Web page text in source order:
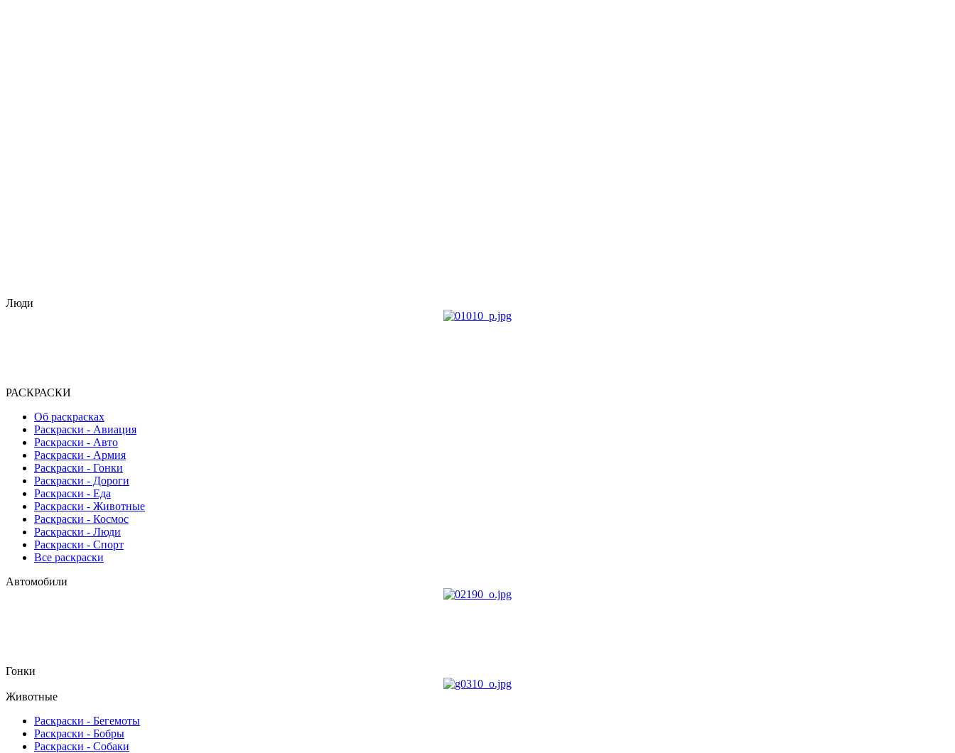
Люди
РАСКРАСКИ
Об раскрасках
Раскраски - Авиация
Раскраски - Авто
Раскраски - Армия
Раскраски - Гонки
Раскраски - Дороги
Раскраски - Еда
Раскраски - Животныe
Раскраски - Космос
Раскраски - Люди
Раскраски - Спорт
Все раскраски
Автомобили
Гонки
Животные
Раскраски - Бегемоты
Раскраски - Бобры
Раскраски - Собаки